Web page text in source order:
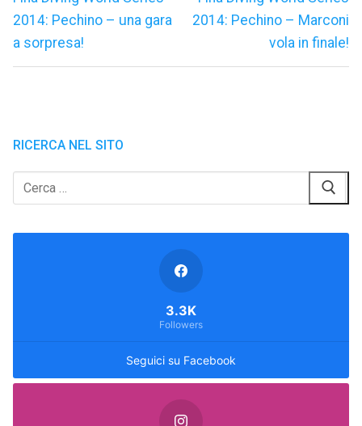
precedente:
2014: Pechino – una gara
a sorpresa!
successivo:
2014: Pechino – Marconi
vola in finale!
RICERCA NEL SITO
Cerca:
Seguici su Facebook
3.3K
Followers